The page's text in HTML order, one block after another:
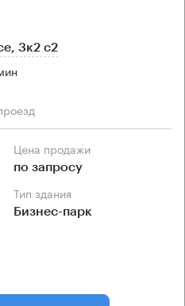
3к2 с2
Цена продажи
по запросу
Тип здания
Бизнес-парк